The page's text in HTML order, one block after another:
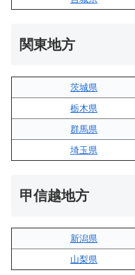
関東地方
茨城県
栃木県
群馬県
埼玉県
甲信越地方
新潟県
山梨県